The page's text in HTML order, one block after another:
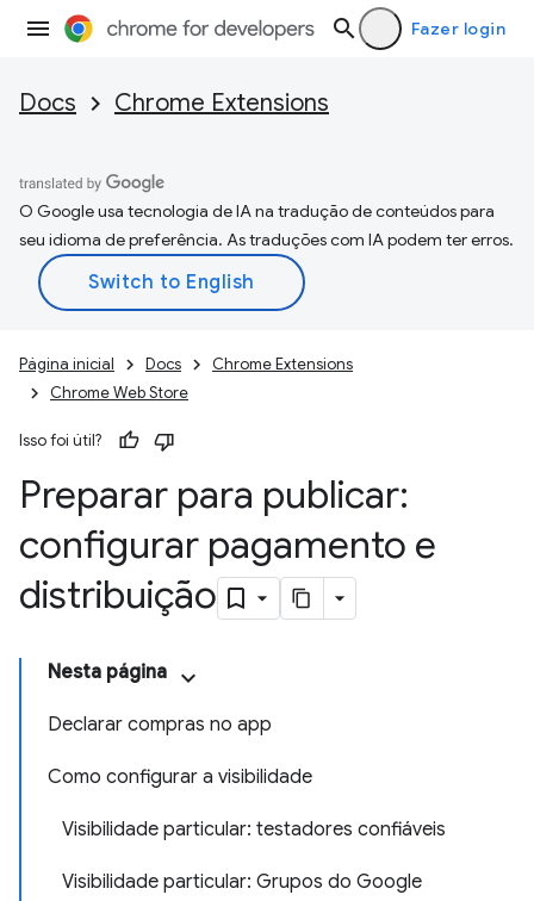
Fazer login
Docs Chrome Extensions
O Google usa tecnologia de IA na tradução de conteúdos para
seu idioma de preferência. As traduções com IA podem ter erros.
Página inicial Docs
Chrome Extensions
Chrome Web Store
Isso foi útil?
Preparar para publicar:
configurar pagamento e
distribuição
Nesta página
Declarar compras no app
Como configurar a visibilidade
Visibilidade particular: testadores confiáveis
Visibilidade particular: Grupos do Google